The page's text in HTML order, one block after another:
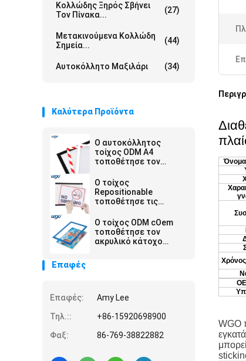
Κολλώδης Ξηρός Σβήνει
Τον Πίνακα...
(27)
Μετακινούμενα Κολλώδη
Σημεία...
(44)
Αυτοκόλλητο Μαξιλάρι (34)
Καλύτερα Προϊόντα
Ο αυτοκόλλητος
τοίχος ODM A4
τοποθέτησε τον
σημαδιών σε όλη
ομαλά την επιφάνεια
Ο τοίχος
Repositionable
τοποθέτησε τις
σημαδιών ίντσες
κατόχων
Ο τοίχος ODM cOem
τοποθέτησε τον
ακρυλικό κάτοχο
Επαφές
Επαφές:
Amy Lee
Τηλ.::
+86-15920698900
Φαξ:
86-769-38822882
Όνομα
WGO